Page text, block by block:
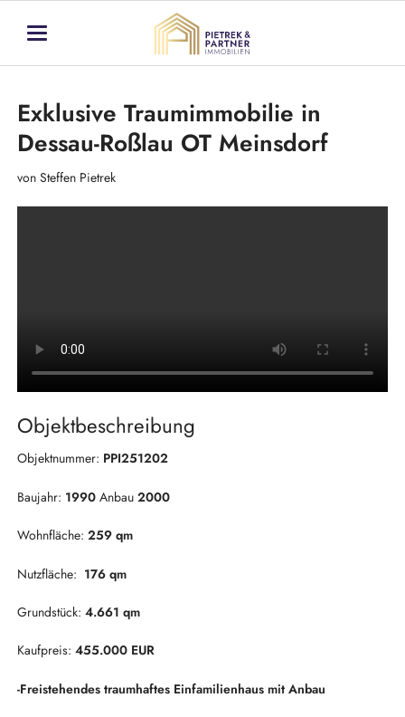
Exklusive Traumimmobilie in
Dessau-Roßlau OT Meinsdorf
von Steffen Pietrek
Objektbeschreibung
Objektnummer: PPI251202
Baujahr: 1990 Anbau2000
Wohnfläche: 259 qm
Nutzfläche: 176 qm
Grundstück: 4.661 qm
Kaufpreis: 455.000 EUR
-Freistehendes traumhaftes Einfamilienhaus mit Anbau